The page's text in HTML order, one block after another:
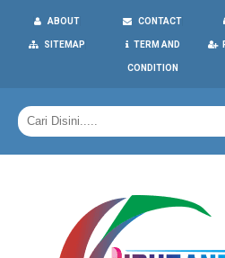
ABOUT CONTACT
SITEMAP TERM AND
CONDITION